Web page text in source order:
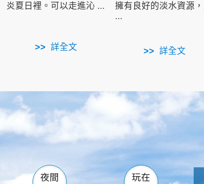
炎夏日裡。可以走進沁 ...
詳全文
擁有良好的淡水資源
...
詳全文
南仁湖
滿州 佳樂水
森林遊樂區
墾管處遊客中心
社頂公園 風吹沙
船帆石 龍磐公園
香蕉灣 龍坑
鵝鑾鼻
夜間
玩在